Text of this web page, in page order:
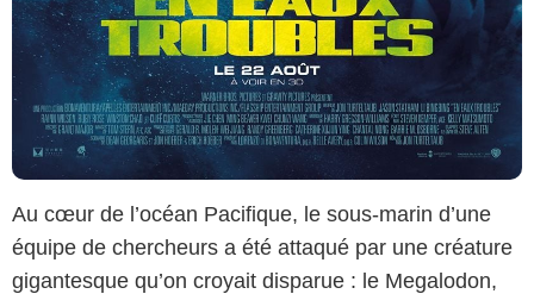
Au cœur de l’océan Pacifique, le sous-marin d’une
équipe de chercheurs a été attaqué par une créature
gigantesque qu’on croyait disparue : le Megalodon,